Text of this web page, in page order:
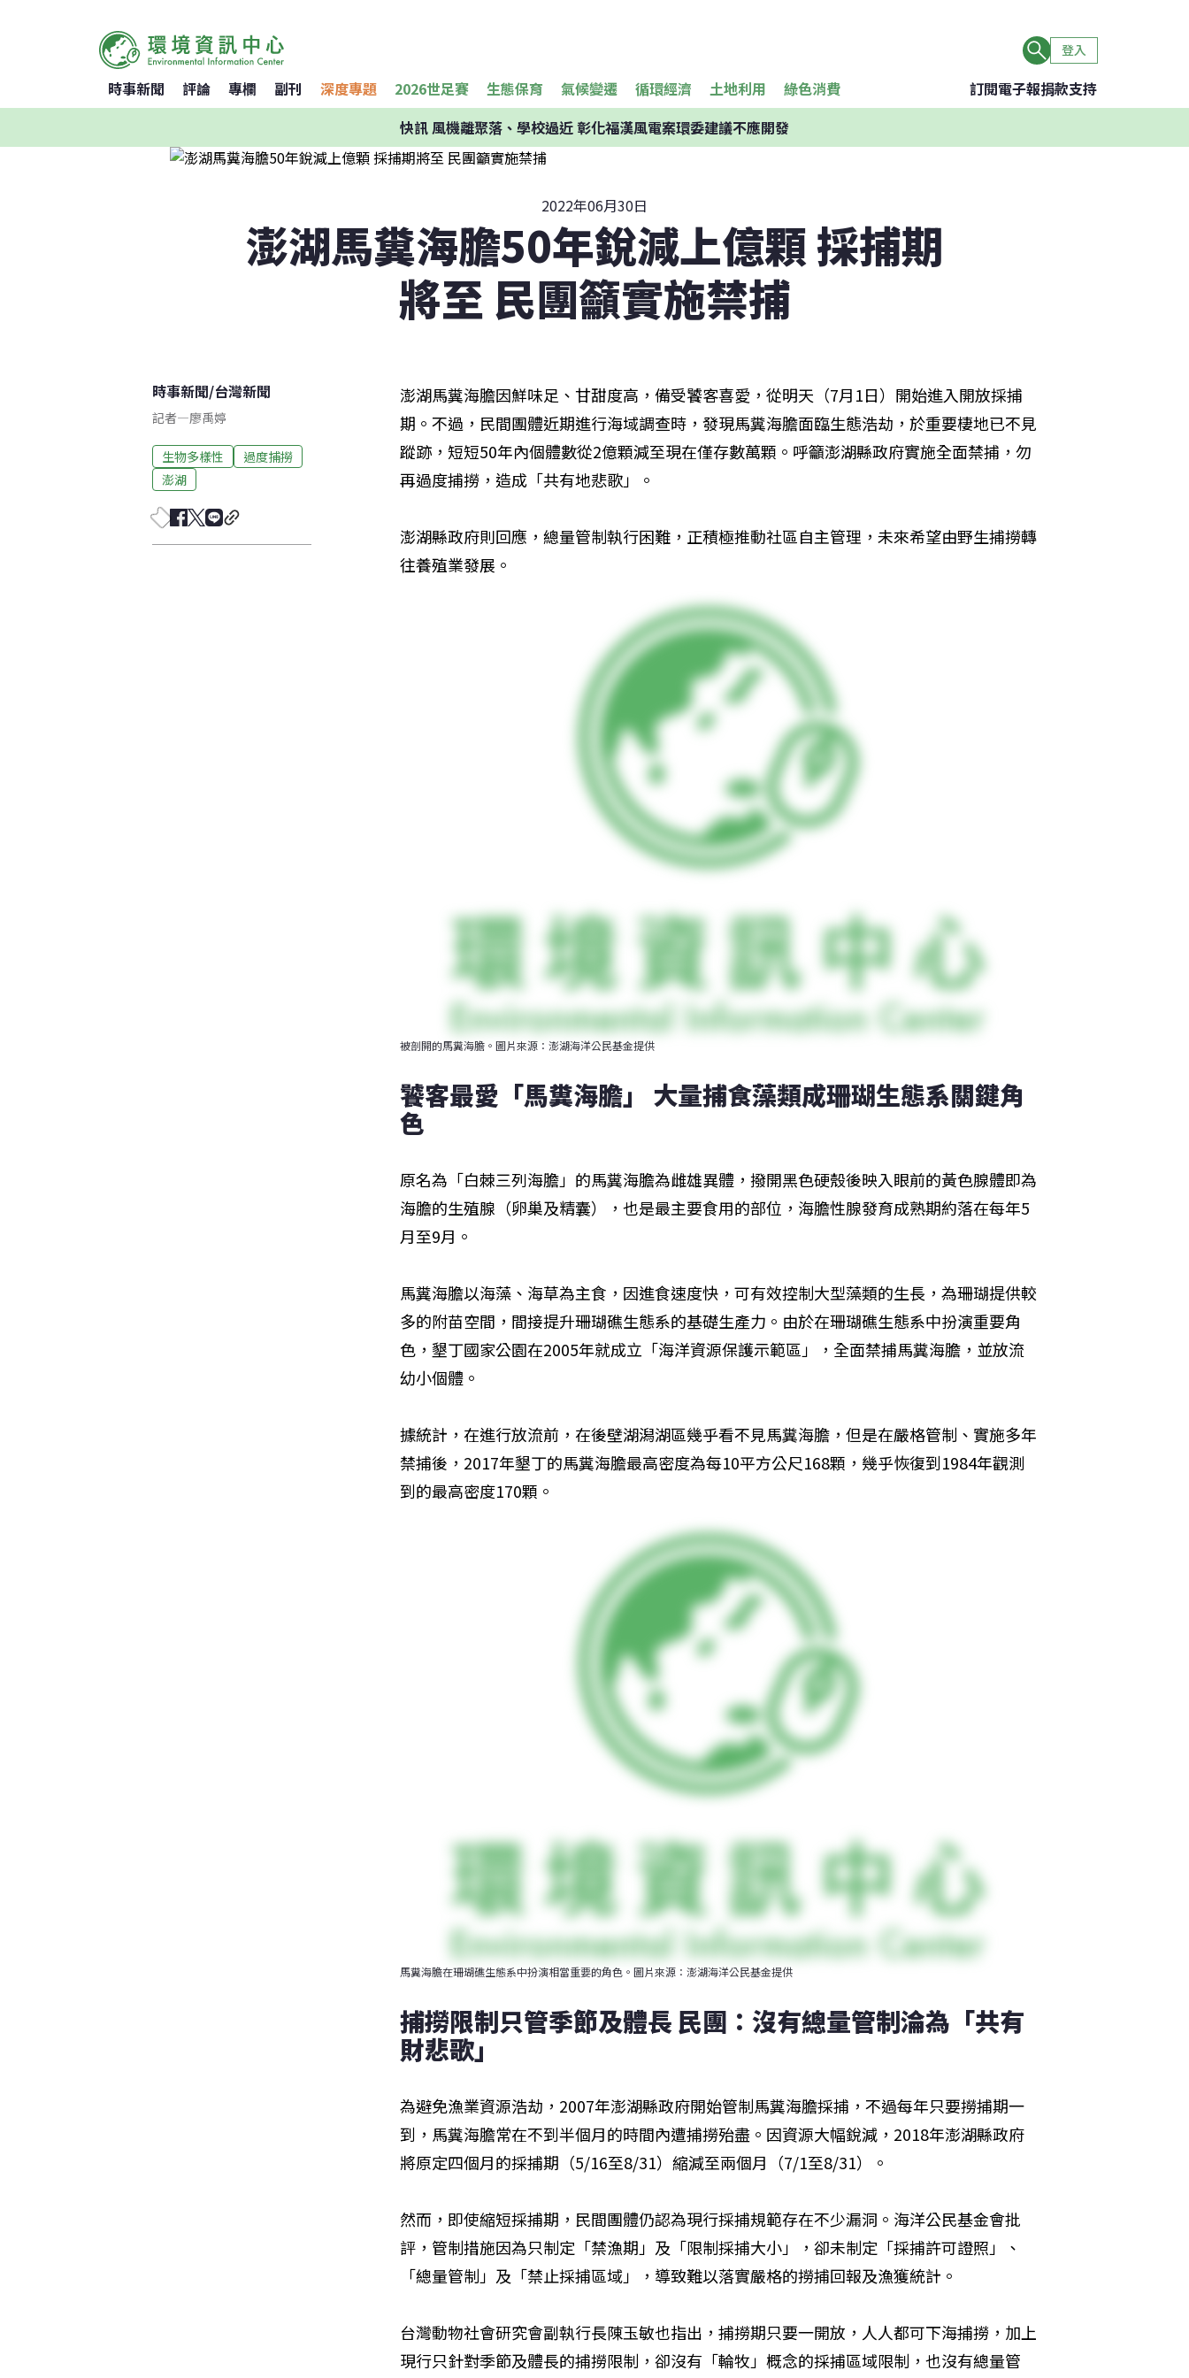
登入
時事新聞 評論 專欄 副刊 深度專題 2026世足賽 生態保育 氣候變遷 循環經濟 土地利用 綠色消費 訂閱電子報捐款支持
快訊風機離聚落、學校過近 彰化福漢風電案環委建議不應開發
2022年06月30日
澎湖馬糞海膽50年銳減上億顆 採捕期
將至 民團籲實施禁捕
時事新聞/台灣新聞
記者—廖禹婷
生物多樣性
過度捕撈
澎湖
澎湖馬糞海膽因鮮味足、甘甜度高，備受饕客喜愛，從明天（7月1日）開始進入開放採捕
期。不過，民間團體近期進行海域調查時，發現馬糞海膽面臨生態浩劫，於重要棲地已不見
蹤跡，短短50年內個體數從2億顆減至現在僅存數萬顆。呼籲澎湖縣政府實施全面禁捕，勿
再過度捕撈，造成「共有地悲歌」。
澎湖縣政府則回應，總量管制執行困難，正積極推動社區自主管理，未來希望由野生捕撈轉
往養殖業發展。
被剖開的馬糞海膽。圖片來源：澎湖海洋公民基金提供
饕客最愛「馬糞海膽」 大量捕食藻類成珊瑚生態系關鍵角
色
原名為「白棘三列海膽」的馬糞海膽為雌雄異體，撥開黑色硬殼後映入眼前的黃色腺體即為
海膽的生殖腺（卵巢及精囊），也是最主要食用的部位，海膽性腺發育成熟期約落在每年5
月至9月。
馬糞海膽以海藻、海草為主食，因進食速度快，可有效控制大型藻類的生長，為珊瑚提供較
多的附苗空間，間接提升珊瑚礁生態系的基礎生產力。由於在珊瑚礁生態系中扮演重要角
色，墾丁國家公園在2005年就成立「海洋資源保護示範區」，全面禁捕馬糞海膽，並放流
幼小個體。
據統計，在進行放流前，在後壁湖潟湖區幾乎看不見馬糞海膽，但是在嚴格管制、實施多年
禁捕後，2017年墾丁的馬糞海膽最高密度為每10平方公尺168顆，幾乎恢復到1984年觀測
到的最高密度170顆。
馬糞海膽在珊瑚礁生態系中扮演相當重要的角色。圖片來源：澎湖海洋公民基金提供
捕撈限制只管季節及體長 民團：沒有總量管制淪為「共有
財悲歌」
為避免漁業資源浩劫，2007年澎湖縣政府開始管制馬糞海膽採捕，不過每年只要撈捕期一
到，馬糞海膽常在不到半個月的時間內遭捕撈殆盡。因資源大幅銳減，2018年澎湖縣政府
將原定四個月的採捕期（5/16至8/31）縮減至兩個月（7/1至8/31）。
然而，即使縮短採捕期，民間團體仍認為現行採捕規範存在不少漏洞。海洋公民基金會批
評，管制措施因為只制定「禁漁期」及「限制採捕大小」，卻未制定「採捕許可證照」、
「總量管制」及「禁止採捕區域」，導致難以落實嚴格的撈捕回報及漁獲統計。
台灣動物社會研究會副執行長陳玉敏也指出，捕撈期只要一開放，人人都可下海捕撈，加上
現行只針對季節及體長的捕撈限制，卻沒有「輪牧」概念的採捕區域限制，也沒有總量管